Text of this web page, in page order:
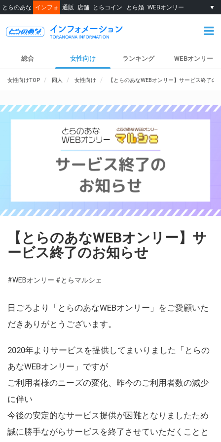
とらのあな インフォ 通販 店舗 とらコイン とら婚 WEBオンリー ▼
総合 女性向け ランキング WEBオンリー
女性向けTOP 同人 女性向け 【とらのあなWEBオンリー】サービス終了の
【とらのあなWEBオンリー】サ
ービス終了のお知らせ
#WEBオンリー #とらマルシェ
日ごろより「とらのあなWEBオンリー」をご愛顧いた
だきありがとうございます。
2020年よりサービスを提供してまいりました「とらの
あなWEBオンリー」ですが
ご利用者様のニーズの変化、昨今のご利用者数の減少
に伴い
今後の安定的なサービス提供が困難となりましたため
誠に勝手ながらサービスを終了させていただくことと